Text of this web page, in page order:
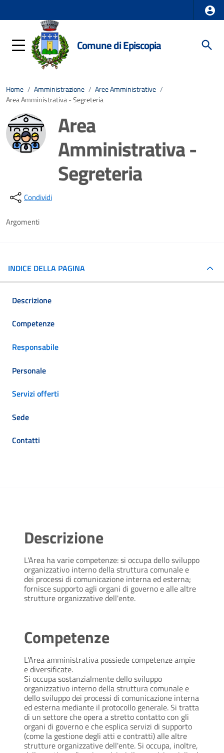
Comune di Episcopia
Home / Amministrazione / Aree Amministrative /
Area Amministrativa - Segreteria
Area
Amministrativa -
Segreteria
Condividi
Argomenti
INDICE DELLA PAGINA
Descrizione
Competenze
Responsabile
Personale
Servizi offerti
Sede
Contatti
Descrizione
L'Area ha varie competenze: si occupa dello sviluppo
organizzativo interno della struttura comunale e
dei processi di comunicazione interna ed esterna;
fornisce supporto agli organi di governo e alle altre
strutture organizzative dell'ente.
Competenze
L'Area amministrativa possiede competenze ampie
e diversificate.
Si occupa sostanzialmente dello sviluppo
organizzativo interno della struttura comunale e
dello sviluppo dei processi di comunicazione interna
ed esterna mediante il protocollo generale. Si tratta
di un settore che opera a stretto contatto con gli
organi di governo e che esplica servizi di supporto
(come la gestione degli atti e contratti) alle altre
strutture organizzative dell'ente. Si occupa, inoltre,